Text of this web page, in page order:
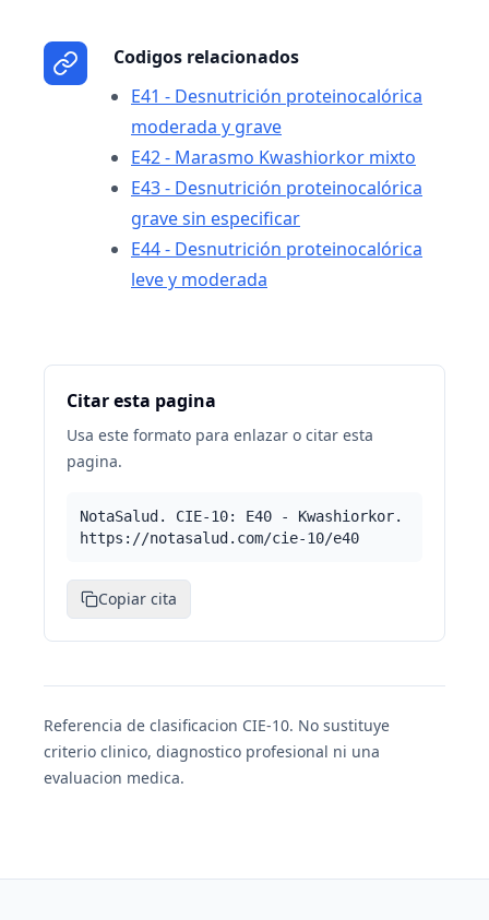
Codigos relacionados
E41 - Desnutrición proteinocalórica
moderada y grave
E42 - Marasmo Kwashiorkor mixto
E43 - Desnutrición proteinocalórica
grave sin especificar
E44 - Desnutrición proteinocalórica
leve y moderada
Citar esta pagina
Usa este formato para enlazar o citar esta
pagina.
NotaSalud. CIE-10: E40 - Kwashiorkor.
https://notasalud.com/cie-10/e40
Copiar cita
Referencia de clasificacion CIE-10. No sustituye
criterio clinico, diagnostico profesional ni una
evaluacion medica.